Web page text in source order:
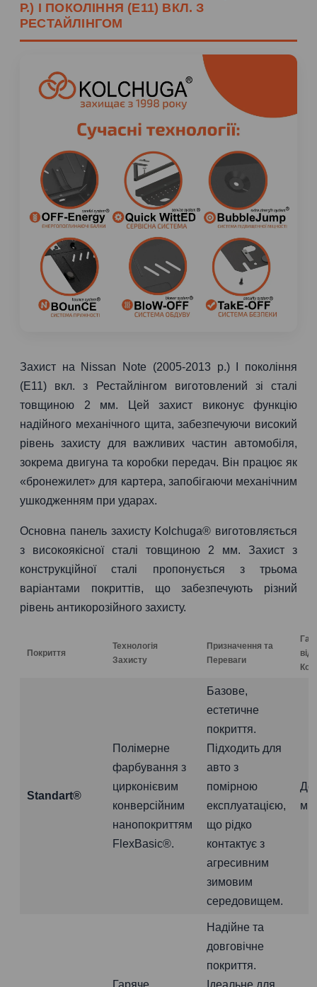
Р.) І ПОКОЛІННЯ (E11) ВКЛ. З
РЕСТАЙЛІНГОМ
Захист на Nissan Note (2005-2013 р.) І покоління
(E11) вкл. з Рестайлінгом виготовлений зі сталі
товщиною 2 мм. Цей захист виконує функцію
надійного механічного щита, забезпечуючи високий
рівень захисту для важливих частин автомобіля,
зокрема двигуна та коробки передач. Він працює як
«бронежилет» для картера, запобігаючи механічним
ушкодженням при ударах.
Основна панель захисту Kolchuga® виготовляється
з високоякісної сталі товщиною 2 мм. Захист з
конструкційної сталі пропонується з трьома
варіантами покриттів, що забезпечують різний
рівень антикорозійного захисту.
Покриття
Технологія
Захисту
Призначення та
Переваги
від
Standart®
Полімерне
фарбування з
цирконієвим
конверсійним
нанопокриттям
FlexBasic®.
Базове,
естетичне
покриття.
Підходить для
авто з
помірною
експлуатацією,
що рідко
контактує з
агресивним
зимовим
середовищем.
До
Гаряче
Надійне та
довговічне
покриття.
Ідеальне для